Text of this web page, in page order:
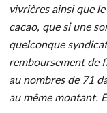
vivrières ainsi que
cacao, que si une
quelconque
remboursement de
au nombres de 71
au même montant.